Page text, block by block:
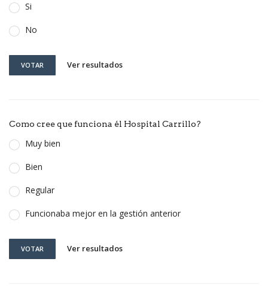
Si
No
VOTAR Ver resultados
Como cree que funciona él Hospital Carrillo?
Muy bien
Bien
Regular
Funcionaba mejor en la gestión anterior
VOTAR Ver resultados